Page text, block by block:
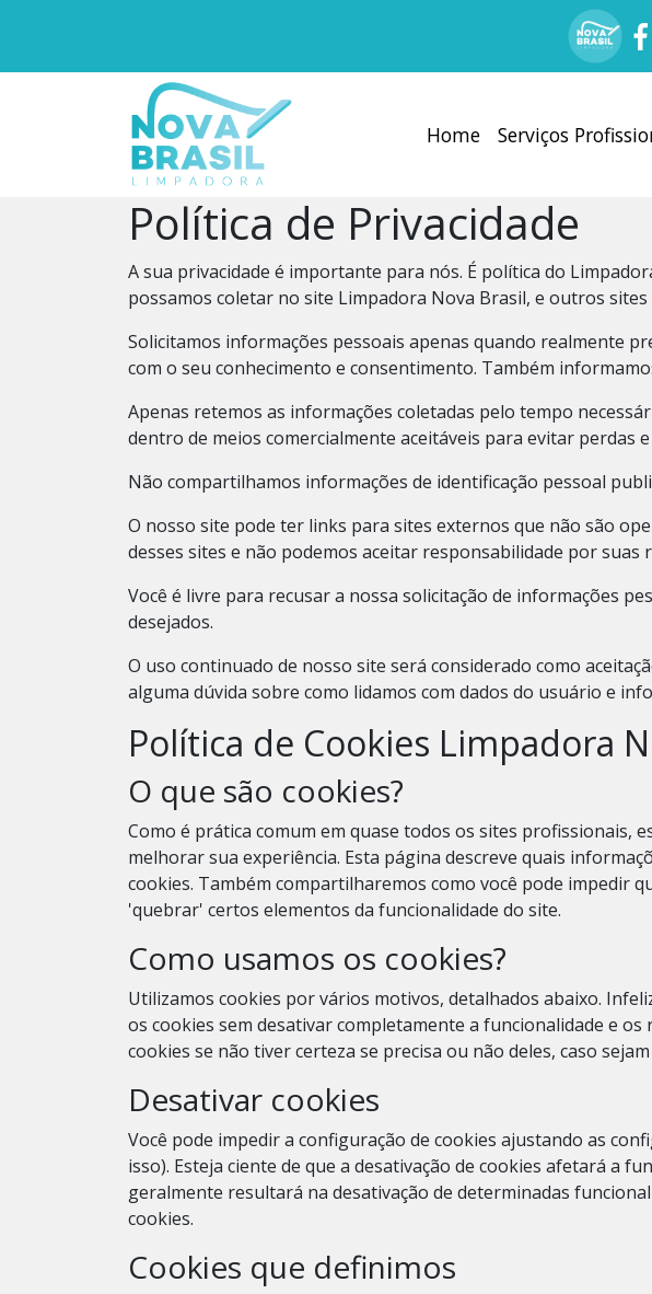
Profissionais
Home Serviços
Política de Privacidade
A sua privacidade é importante para nós. É política do
possamos coletar no site Limpadora Nova Brasil, e outros
Solicitamos informações pessoais apenas quando realmente
com o seu conhecimento e consentimento. Também
Apenas retemos as informações coletadas pelo tempo
dentro de meios comercialmente aceitáveis ​​para evitar perdas
Não compartilhamos informações de identificação pessoal
O nosso site pode ter links para sites externos que não são
desses sites e não podemos aceitar responsabilidade por suas
Você é livre para recusar a nossa solicitação de informações
desejados.
O uso continuado de nosso site será considerado como
alguma dúvida sobre como lidamos com dados do usuário e
Política de Cookies Limpadora
O que são cookies?
Como é prática comum em quase todos os sites profissionais,
melhorar sua experiência. Esta página descreve quais
cookies. Também compartilharemos como você pode impedir
'quebrar' certos elementos da funcionalidade do site.
Como usamos os cookies?
Utilizamos cookies por vários motivos, detalhados abaixo.
os cookies sem desativar completamente a funcionalidade e
cookies se não tiver certeza se precisa ou não deles, caso
Desativar cookies
Você pode impedir a configuração de cookies ajustando as
isso). Esteja ciente de que a desativação de cookies afetará a
geralmente resultará na desativação de determinadas
cookies.
Cookies que definimos